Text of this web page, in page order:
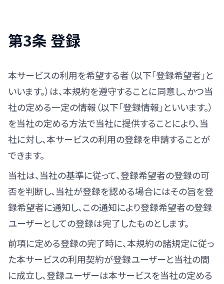
第3条 登録
本サービスの利用を希望する者（以下「登録希望者」と
いいます。）は、本規約を遵守することに同意し、かつ当
社の定める一定の情報（以下「登録情報」といいます。）
を当社の定める方法で当社に提供することにより、当
社に対し、本サービスの利用の登録を申請することが
できます。
当社は、当社の基準に従って、登録希望者の登録の可
否を判断し、当社が登録を認める場合にはその旨を登
録希望者に通知し、この通知により登録希望者の登録
ユーザーとしての登録は完了したものとします。
前項に定める登録の完了時に、本規約の諸規定に従っ
た本サービスの利用契約が登録ユーザーと当社の間
に成立し、登録ユーザーは本サービスを当社の定める